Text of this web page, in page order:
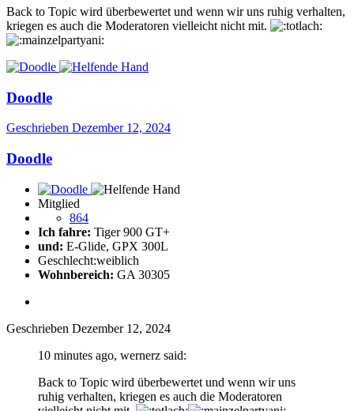
Back to Topic wird überbewertet und wenn wir uns ruhig verhalten,
kriegen es auch die Moderatoren vielleicht nicht mit.
Doodle
Geschrieben Dezember 12, 2024
Doodle
Mitglied
864
Ich fahre: Tiger 900 GT+
und: E-Glide, GPX 300L
Geschlecht:weiblich
Wohnbereich: GA 30305
Geschrieben Dezember 12, 2024
10 minutes ago, wernerz said:
Back to Topic wird überbewertet und wenn wir uns
ruhig verhalten, kriegen es auch die Moderatoren